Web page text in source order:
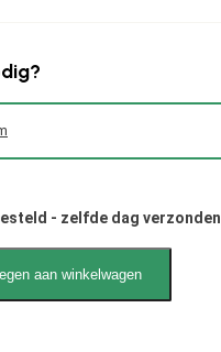
- zelfde dag verzonden
aan winkelwagen